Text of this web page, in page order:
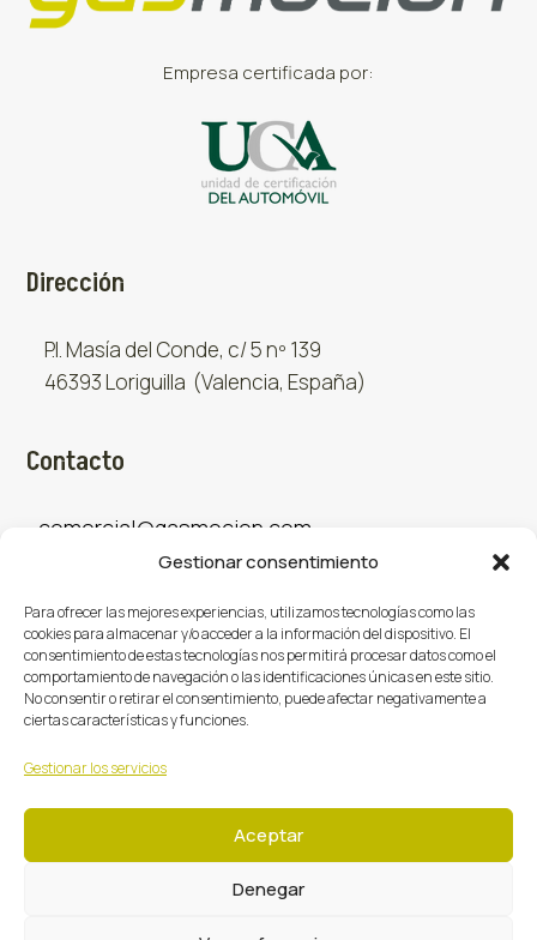
Gestionar consentimiento
Para ofrecer las mejores experiencias, utilizamos tecnologías como las
cookies para almacenar y/o acceder a la información del dispositivo. El
consentimiento de estas tecnologías nos permitirá procesar datos como el
comportamiento de navegación o las identificaciones únicas en este sitio.
No consentir o retirar el consentimiento, puede afectar negativamente a
ciertas características y funciones.
Gestionar los servicios
Aceptar
Denegar
Empresa certificada por:
Dirección
P.I. Masía del Conde, c/ 5 nº 139
46393 Loriguilla (Valencia, España)
Contacto
comercial@gasmocion.com
Sociales
Gasmoción 2026 © Todos los derechos reservados.